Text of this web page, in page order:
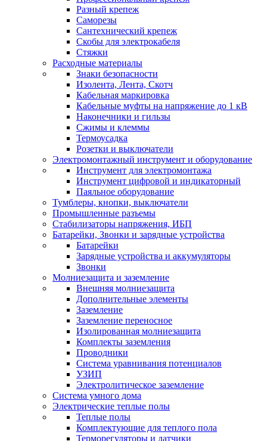
Разный крепеж
Саморезы
Сантехнический крепеж
Скобы для электрокабеля
Стяжки
Расходные материалы
Знаки безопасности
Изолента, Лента, Скотч
Кабельная маркировка
Кабельные муфты на напряжение до 1 кВ
Наконечники и гильзы
Сжимы и клеммы
Термоусадка
Розетки и выключатели
Электромонтажный инструмент и оборудование
Инструмент для электромонтажа
Инструмент цифровой и индикаторный
Паяльное оборудование
Тумблеры, кнопки, выключатели
Промышленные разъемы
Стабилизаторы напряжения, ИБП
Батарейки, Звонки и зарядные устройства
Батарейки
Зарядные устройства и аккумуляторы
Звонки
Молниезащита и заземление
Внешняя молниезащита
Дополнительные элементы
Заземление
Заземление переносное
Изолированная молниезащита
Комплекты заземления
Проводники
Система уравнивания потенциалов
УЗИП
Электролитическое заземление
Система умного дома
Электрические теплые полы
Теплые полы
Комплектующие для теплого пола
Терморегуляторы и датчики